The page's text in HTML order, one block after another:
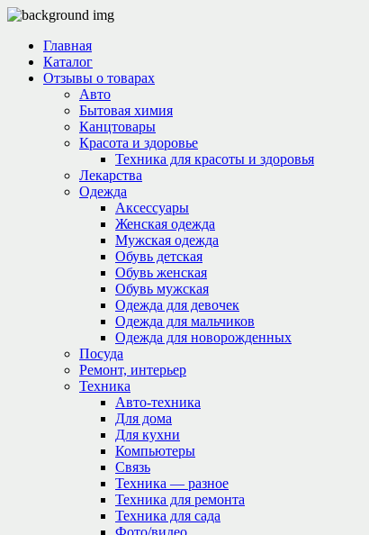
Главная
Каталог
Отзывы о товарах
Авто
Бытовая химия
Канцтовары
Красота и здоровье
Техника для красоты и здоровья
Лекарства
Одежда
Аксессуары
Женская одежда
Мужская одежда
Обувь детская
Обувь женская
Обувь мужская
Одежда для девочек
Одежда для мальчиков
Одежда для новорожденных
Посуда
Ремонт, интерьер
Техника
Авто-техника
Для дома
Для кухни
Компьютеры
Связь
Техника — разное
Техника для ремонта
Техника для сада
Фото/видео